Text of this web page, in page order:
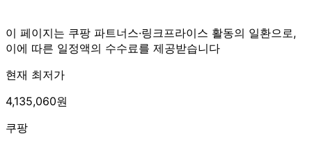
이 페이지는 쿠팡 파트너스·링크프라이스 활동의 일환으로,
이에 따른 일정액의 수수료를 제공받습니다
현재 최저가
4,135,060원
쿠팡